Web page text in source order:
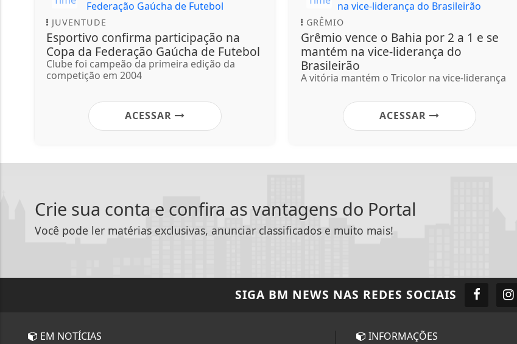
JUVENTUDE
Esportivo confirma participação na
Copa da Federação Gaúcha de Futebol
Clube foi campeão da primeira edição da
competição em 2004
ACESSAR
GRÊMIO
Grêmio vence o Bahia por 2 a 1 e se
mantém na vice-liderança do
Brasileirão
A vitória mantém o Tricolor na vice-liderança
ACESSAR
Crie sua conta e confira as vantagens do Portal
Você pode ler matérias exclusivas, anunciar classificados e muito mais!
SIGA BM NEWS NAS REDES SOCIAIS
EM NOTÍCIAS INFORMAÇÕES